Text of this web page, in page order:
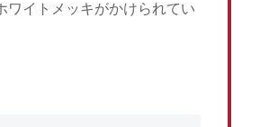
ワイトメッキがかけられてい